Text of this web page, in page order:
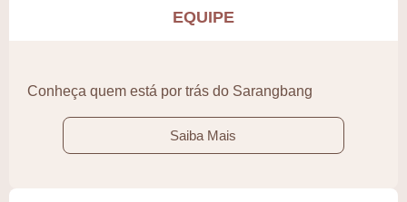
EQUIPE
Conheça quem está por trás do Sarangbang
Saiba Mais